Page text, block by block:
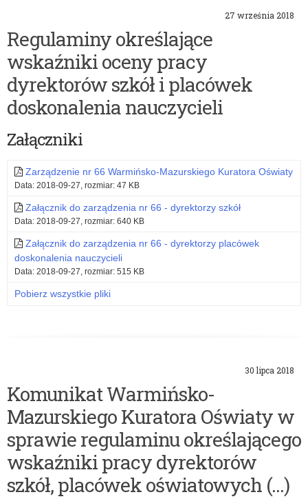
27 września 2018
Regulaminy określające
wskaźniki oceny pracy
dyrektorów szkół i placówek
doskonalenia nauczycieli
Załączniki
Zarządzenie nr 66 Warmińsko-Mazurskiego Kuratora Oświaty
Data: 2018-09-27, rozmiar: 47 KB
Załącznik do zarządzenia nr 66 - dyrektorzy szkół
Data: 2018-09-27, rozmiar: 640 KB
Załącznik do zarządzenia nr 66 - dyrektorzy placówek
doskonalenia nauczycieli
Data: 2018-09-27, rozmiar: 515 KB
Pobierz wszystkie pliki
30 lipca 2018
Komunikat Warmińsko-
Mazurskiego Kuratora Oświaty w
sprawie regulaminu określającego
wskaźniki pracy dyrektorów
szkół, placówek oświatowych (…)